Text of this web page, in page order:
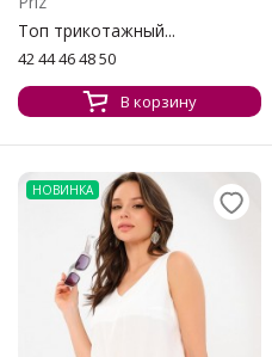
Топ трикотажный...
42 44 46 48 50
В корзину
НОВИНКА